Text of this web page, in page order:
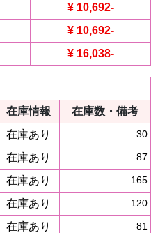
¥ 10,692-
¥ 10,692-
¥ 16,038-
在庫情報
在庫数・備考
在庫あり 30
在庫あり 87
在庫あり 165
在庫あり 120
在庫あり 81